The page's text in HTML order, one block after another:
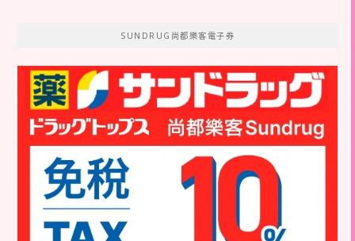
SUNDRUG尚都樂客電子券